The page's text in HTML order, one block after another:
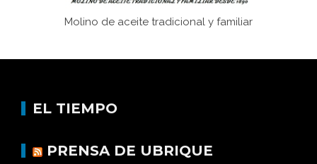
Molino de aceite tradicional y familiar
EL TIEMPO
PRENSA DE UBRIQUE